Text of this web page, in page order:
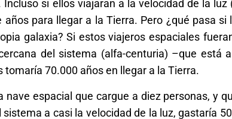
si ellos viajaran a la velocidad de la
para llegar a la Tierra. Pero ¿qué pasa si
galaxia? Si estos viajeros espaciales
del sistema (alfa-centuria) –que está
70.000 años en llegar a la Tierra.
espacial que cargue a diez personas, y
a casi la velocidad de la luz, gastaría